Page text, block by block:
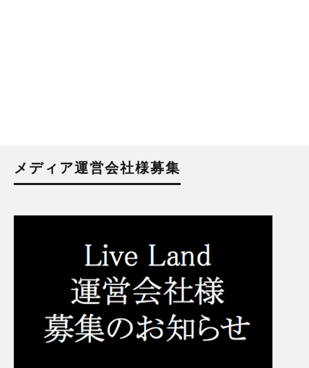
メディア運営会社様募集